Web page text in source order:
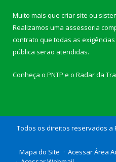
Muito mais que criar site ou
Realizamos uma assessoria
contrato que todas as
pública serão atendidas.
Conheça o PNTP e o Radar da
Todos os direitos reservados a
Mapa do Site
Acessar Área